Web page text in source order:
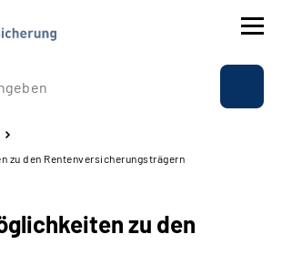
zu den Rentenversicherungsträgern
zu den